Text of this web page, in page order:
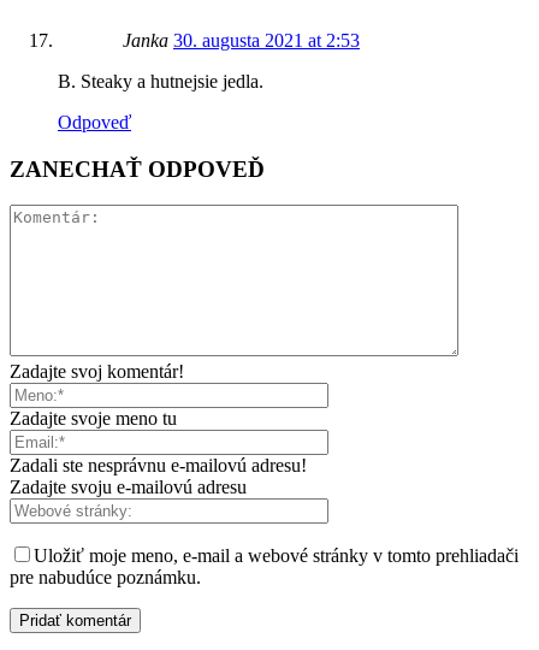
Janka 30. augusta 2021 at 2:53
B. Steaky a hutnejsie jedla.
Odpoveď
ZANECHAŤ ODPOVEĎ
Zadajte svoj komentár!
Zadajte svoje meno tu
Zadali ste nesprávnu e-mailovú adresu!
Zadajte svoju e-mailovú adresu
Uložiť moje meno, e-mail a webové stránky v tomto prehliadači
pre nabudúce poznámku.